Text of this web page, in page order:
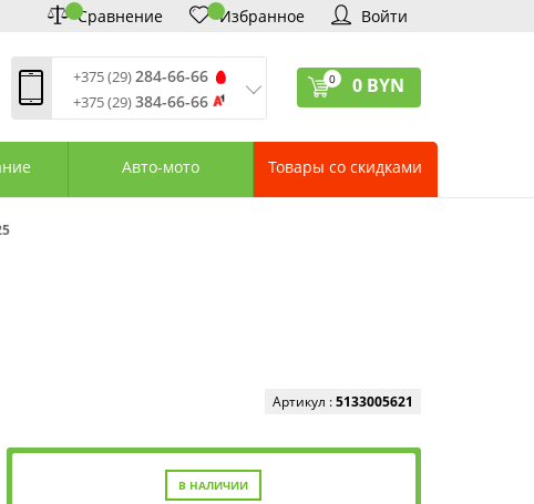
Сравнение Избранное Войти
+375 (29)284-66-66
+375 (29)384-66-66
Сб: 10:00—18:00
0 0 BYN
Авто-мото Товары со скидками
Артикул :5133005621
В НАЛИЧИИ